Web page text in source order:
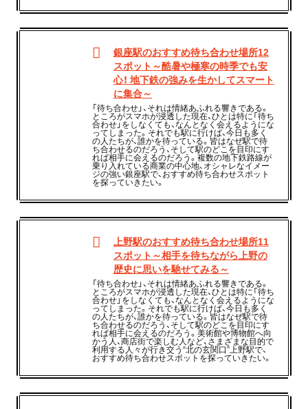
銀座駅のおすすめ待ち合わせ場所12
スポット～酷暑や極寒の時季でも安
心！ 地下鉄の強みを生かしてスマート
に集合～
「待ち合わせ」、それは情緒あふれる響きである。
ところがスマホが浸透した現在、ひとは特に「待ち
合わせ」をしなくても、なんとなく会えるようにな
ってしまった。それでも駅に行けば、今日も多く
の人たちが、誰かを待っている。皆はなぜ駅で待
ち合わせるのだろう、そして駅のどこを目印にす
れば相手に会えるのだろう。複数の地下鉄路線が
乗り入れている商業の中心地、オシャレなイメー
ジの強い銀座駅で、おすすめ待ち合わせスポット
を探っていきたい。
上野駅のおすすめ待ち合わせ場所11
スポット～相手を待ちながら上野の
歴史に思いを馳せてみる～
「待ち合わせ」、それは情緒あふれる響きである。
ところがスマホが浸透した現在、ひとは特に「待ち
合わせ」をしなくても、なんとなく会えるようにな
ってしまった。それでも駅に行けば、今日も多く
の人たちが、誰かを待っている。皆はなぜ駅で待
ち合わせるのだろう、そして駅のどこを目印にす
れば相手に会えるのだろう。美術館や博物館へ向
かう人、商店街で楽しむ人など、さまざまな目的で
利用する人々が行き交う“北の玄関口”上野駅で、
おすすめ待ち合わせスポットを探っていきたい。